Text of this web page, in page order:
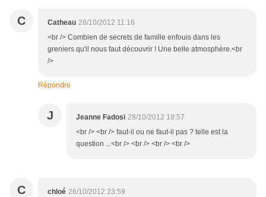
C Catheau 28/10/2012 11:16
<br /> Combien de secrets de famille enfouis dans les
greniers qu'il nous faut découvrir ! Une belle atmosphère.<br
/>
Répondre
J Jeanne Fadosi 28/10/2012 18:57
<br /> <br /> faut-il ou ne faut-il pas ? telle est la
question ...<br /> <br /> <br /> <br />
C chloé 26/10/2012 23:59